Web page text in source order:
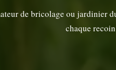
de bricolage ou jardinier
chaque